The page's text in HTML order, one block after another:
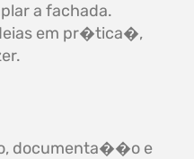
a fachada.
em pr�tica�,
documenta��o e